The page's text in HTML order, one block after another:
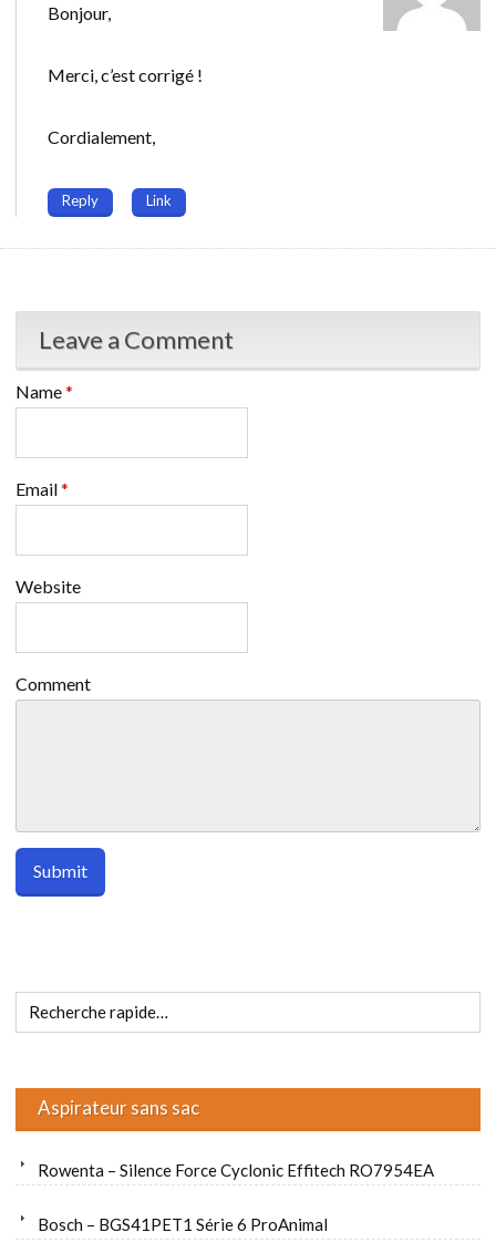
Bonjour,
Merci, c’est corrigé !
Cordialement,
Reply Link
Leave a Comment
Name*
Email*
Website
Comment
Aspirateur sans sac
Rowenta – Silence Force Cyclonic Effitech RO7954EA
Bosch – BGS41PET1 Série 6 ProAnimal